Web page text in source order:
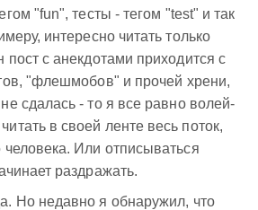
"fun", тесты - тегом "test" и так
интересно читать только
пост с анекдотами приходится с
"флешмобов" и прочей хрени,
сдалась - то я все равно волей-
в своей ленте весь поток,
человека. Или отписываться
раздражать.
Но недавно я обнаружил, что